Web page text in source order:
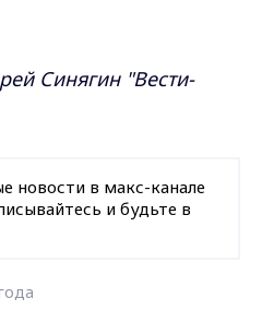
Синягин "Вести-
новости в макс-канале
и будьте в